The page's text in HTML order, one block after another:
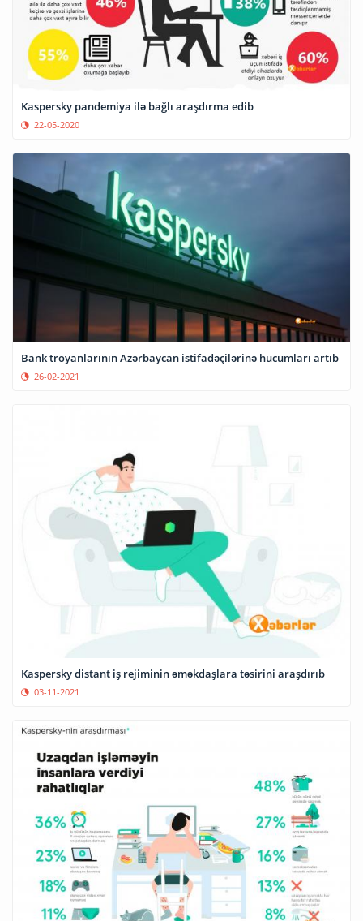
Kaspersky pandemiya ilə bağlı araşdırma edib
22-05-2020
Bank troyanlarının Azərbaycan istifadəçilərinə hücumları artıb
26-02-2021
Kaspersky distant iş rejiminin əməkdaşlara təsirini araşdırıb
03-11-2021